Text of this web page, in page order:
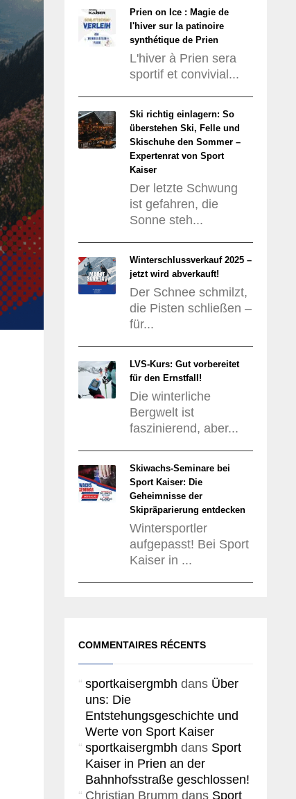
Prien on Ice : Magie de
l'hiver sur la patinoire
synthétique de Prien
L'hiver à Prien sera
sportif et convivial...
Ski richtig einlagern: So
überstehen Ski, Felle und
Skischuhe den Sommer –
Expertenrat von Sport
Kaiser
Der letzte Schwung
ist gefahren, die
Sonne steh...
Winterschlussverkauf 2025 –
jetzt wird abverkauft!
Der Schnee schmilzt,
die Pisten schließen –
für...
LVS-Kurs: Gut vorbereitet
für den Ernstfall!
Die winterliche
Bergwelt ist
faszinierend, aber...
Skiwachs-Seminare bei
Sport Kaiser: Die
Geheimnisse der
Skipräparierung entdecken
Wintersportler
aufgepasst! Bei Sport
Kaiser in ...
COMMENTAIRES RÉCENTS
sportkaisergmbh dans Über
uns: Die
Entstehungsgeschichte und
Werte von Sport Kaiser
sportkaisergmbh dans Sport
Kaiser in Prien an der
Bahnhofsstraße geschlossen!
Christian Brumm dans Sport